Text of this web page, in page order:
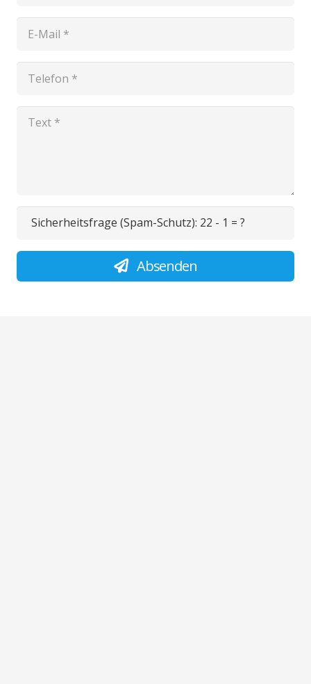
Sicherheitsfrage (Spam-Schutz): 22 - 1 = ?
Absenden